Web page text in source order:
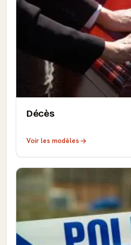
Décès
Voir les modèles